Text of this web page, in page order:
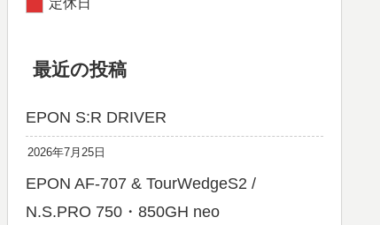
最近の投稿
EPON S:R DRIVER
2026年7月25日
EPON AF-707 & TourWedgeS2 /
N.S.PRO 750・850GH neo